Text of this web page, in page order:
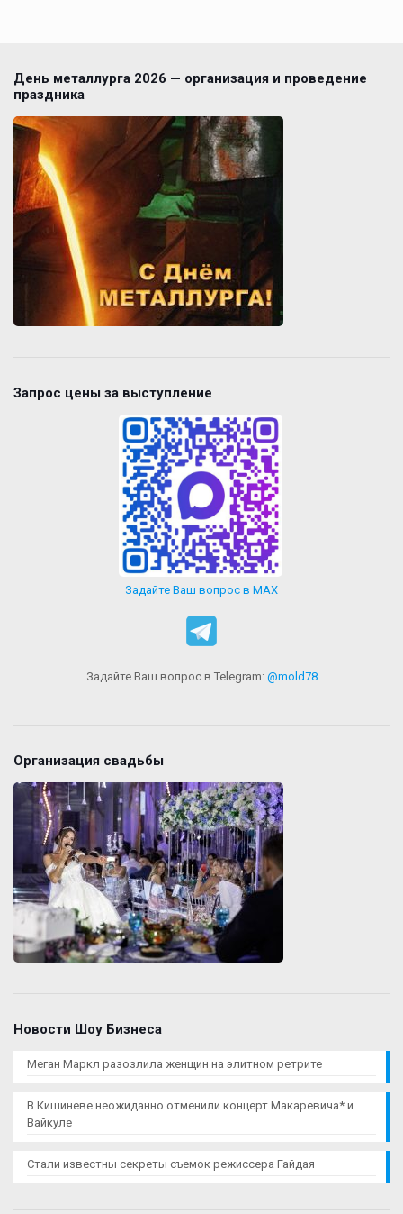
День металлурга 2026 — организация и проведение
праздника
Запрос цены за выступление
Задайте Ваш вопрос в MAX
Задайте Ваш вопрос в Telegram: @mold78
Организация свадьбы
Новости Шоу Бизнеса
Меган Маркл разозлила женщин на элитном ретрите
В Кишиневе неожиданно отменили концерт Макаревича* и
Вайкуле
Стали известны секреты съемок режиссера Гайдая